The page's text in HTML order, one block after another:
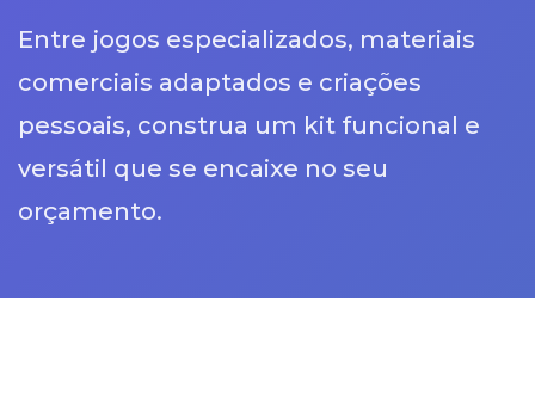
Entre jogos especializados, materiais
comerciais adaptados e criações
pessoais, construa um kit funcional e
versátil que se encaixe no seu
orçamento.